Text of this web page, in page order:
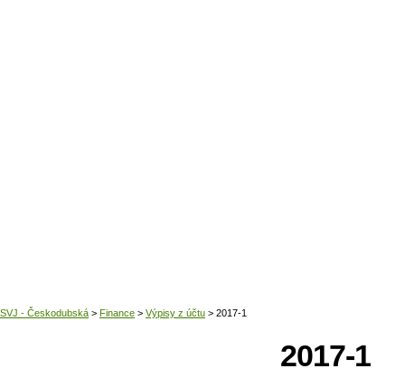
2017-1